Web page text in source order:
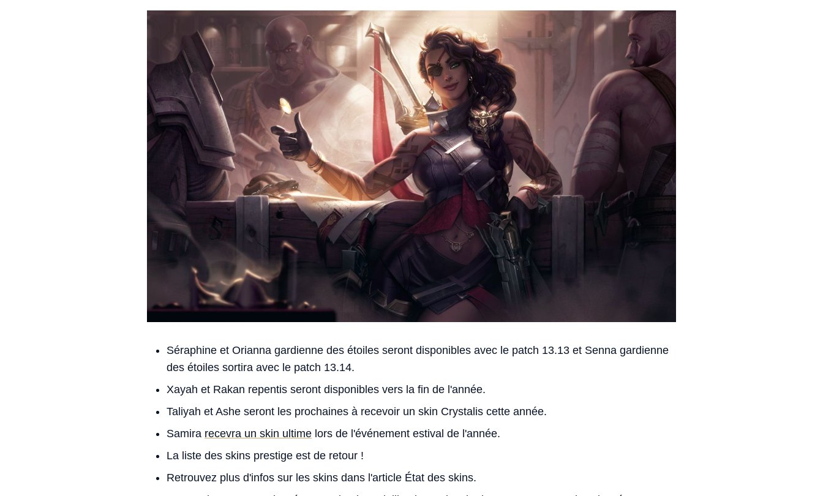
Séraphine et Orianna gardienne des étoiles seront disponibles avec le patch 13.13 et Senna gardienne
des étoiles sortira avec le patch 13.14.
Xayah et Rakan repentis seront disponibles vers la fin de l'année.
Taliyah et Ashe seront les prochaines à recevoir un skin Crystalis cette année.
Samira recevra un skin ultime lors de l'événement estival de l'année.
La liste des skins prestige est de retour !
Retrouvez plus d'infos sur les skins dans l'article État des skins.